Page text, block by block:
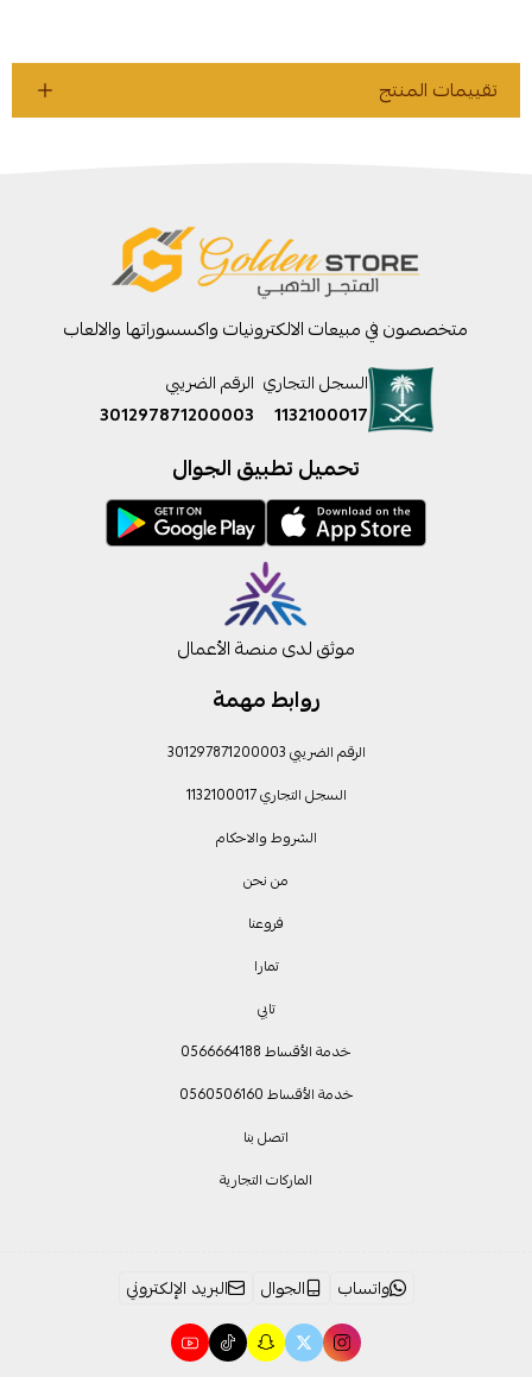
تقييمات المنتج
روابط مهمة
الرقم الضريبي 301297871200003
السجل التجاري 1132100017
الشروط والاحكام
من نحن
فروعنا
تمارا
تابي
خدمة الأقساط 0566664188
خدمة الأقساط 0560506160
اتصل بنا
الماركات التجارية
متخصصون في مبيعات الالكترونيات واكسسوراتها والالعاب
السجل التجاري
1132100017
الرقم الضريبي
301297871200003
تحميل تطبيق الجوال
موثق لدى منصة الأعمال
واتساب الجوال البريد الإلكتروني